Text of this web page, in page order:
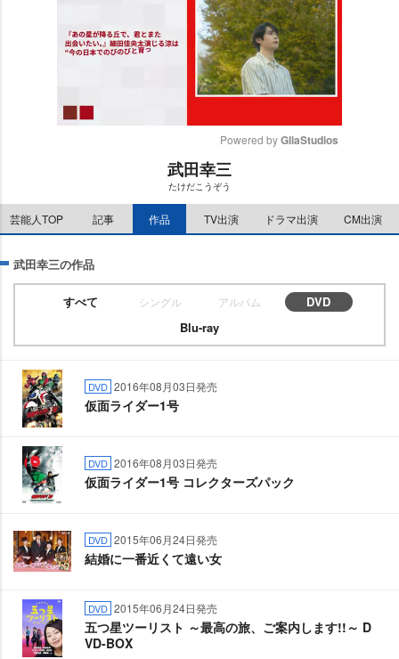
e
Powered by GliaStudios
武田幸三
たけだこうぞう
芸能人TOP 記事 作品 TV出演 ドラマ出演 CM出演
武田幸三の作品
すべて シングル アルバム
DVD
Blu-ray
DVD 2016年08月03日発売
仮面ライダー1号
DVD 2016年08月03日発売
仮面ライダー1号 コレクターズパック
DVD 2015年06月24日発売
結婚に一番近くて遠い女
DVD 2015年06月24日発売
五つ星ツーリスト ～最高の旅、ご案内します!!～ D
VD-BOX